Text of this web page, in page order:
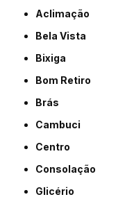
Aclimação
Bela Vista
Bixiga
Bom Retiro
Brás
Cambuci
Centro
Consolação
Glicério